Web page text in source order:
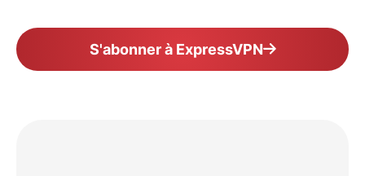
S'abonner à ExpressVPN